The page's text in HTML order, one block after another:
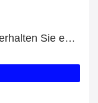
Kaufen Sie noch heute ein und erhalten Sie exklusive Angebote